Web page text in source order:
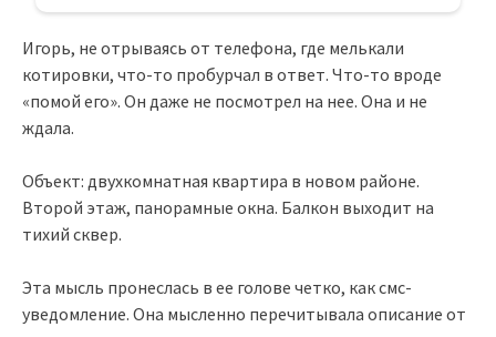
Игорь, не отрываясь от телефона, где мелькали
котировки, что-то пробурчал в ответ. Что-то вроде
«помой его». Он даже не посмотрел на нее. Она и не
ждала.
Объект: двухкомнатная квартира в новом районе.
Второй этаж, панорамные окна. Балкон выходит на
тихий сквер.
Эта мысль пронеслась в ее голове четко, как смс-
уведомление. Она мысленно перечитывала описание от